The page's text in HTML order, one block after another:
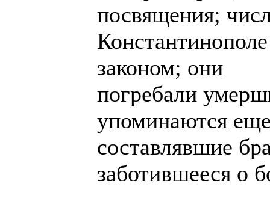
посвящения;
законом; они
погребали
упоминаются
составлявшие
заботившееся о